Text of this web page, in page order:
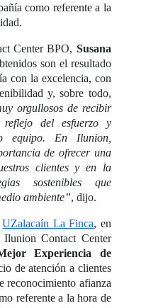
como referente a la
Center BPO, Susana
son el resultado
con la excelencia, con
y, sobre todo,
orgullosos de recibir
del esfuerzo y
equipo. En Ilunion,
de ofrecer una
clientes y en la
sostenibles que
ambiente”, dijo.
UZalacaín La Finca, en
Contact Center
Experiencia de
de atención a clientes
reconocimiento afianza
referente a la hora de